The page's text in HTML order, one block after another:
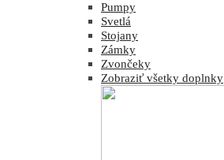
Pumpy
Svetlá
Stojany
Zámky
Zvončeky
Zobraziť všetky doplnky